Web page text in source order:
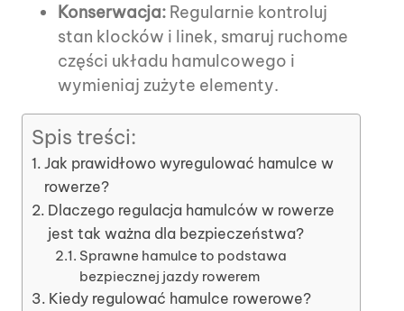
Konserwacja: Regularnie kontroluj
stan klocków i linek, smaruj ruchome
części układu hamulcowego i
wymieniaj zużyte elementy.
Spis treści:
Jak prawidłowo wyregulować hamulce w
rowerze?
Dlaczego regulacja hamulców w rowerze
jest tak ważna dla bezpieczeństwa?
Sprawne hamulce to podstawa
bezpiecznej jazdy rowerem
Kiedy regulować hamulce rowerowe?